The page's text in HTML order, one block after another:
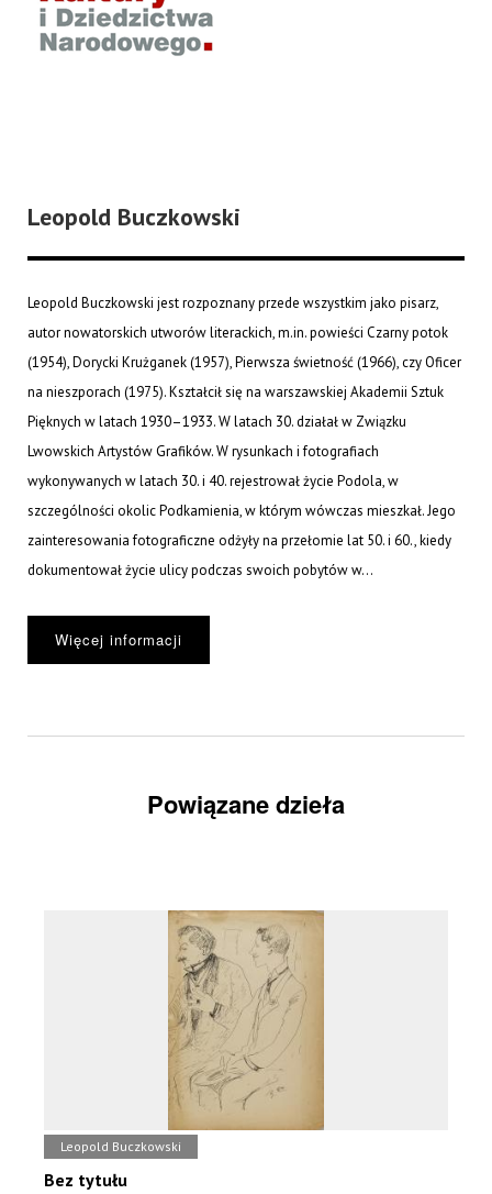
Leopold Buczkowski
Leopold Buczkowski jest rozpoznany przede wszystkim jako pisarz,
autor nowatorskich utworów literackich, m.in. powieści Czarny potok
(1954), Dorycki Krużganek (1957), Pierwsza świetność (1966), czy Oficer
na nieszporach (1975). Kształcił się na warszawskiej Akademii Sztuk
Pięknych w latach 1930–1933. W latach 30. działał w Związku
Lwowskich Artystów Grafików. W rysunkach i fotografiach
wykonywanych w latach 30. i 40. rejestrował życie Podola, w
szczególności okolic Podkamienia, w którym wówczas mieszkał. Jego
zainteresowania fotograficzne odżyły na przełomie lat 50. i 60., kiedy
dokumentował życie ulicy podczas swoich pobytów w...
Więcej informacji
Powiązane dzieła
Leopold Buczkowski
Bez tytułu